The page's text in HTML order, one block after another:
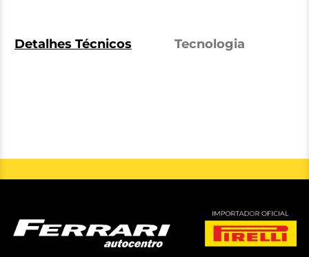
Detalhes Técnicos Tecnologia